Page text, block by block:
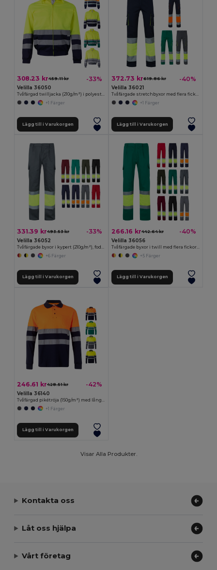
308.23 kr459.11 kr -33%
Velilla 36050
Tvåfärgad twilljacka (210g/m²) i polyester (80%) och bomull (20%)
+1 Färger
Lägg till i Varukorgen
372.73 kr619.86 kr -40%
Velilla 36021
Tvåfärgade stretchbyxor med flera fickor (240g/m²), i bomull (46%), EME (38%) och polyester (16%)
+1 Färger
Lägg till i Varukorgen
331.39 kr493.53 kr -33%
Velilla 36052
+6 Färger
Lägg till i Varukorgen
266.16 kr442.64 kr -40%
Velilla 36056
+5 Färger
Lägg till i Varukorgen
246.61 kr428.51 kr -42%
Velilla 36140
+1 Färger
Lägg till i Varukorgen
Visar Alla Produkter.
Kontakta oss
Låt oss hjälpa
Vårt företag